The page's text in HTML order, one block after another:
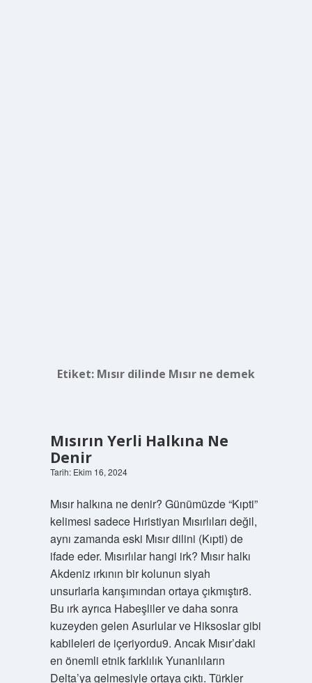
Etiket: Mısır dilinde Mısır ne demek
Mısırın Yerli Halkına Ne
Denir
Tarih: Ekim 16, 2024
Mısır halkına ne denir? Günümüzde “Kıpti”
kelimesi sadece Hıristiyan Mısırlıları değil,
aynı zamanda eski Mısır dilini (Kıpti) de
ifade eder. Mısırlılar hangi irk? Mısır halkı
Akdeniz ırkının bir kolunun siyah
unsurlarla karışımından ortaya çıkmıştır8.
Bu ırk ayrıca Habeşliler ve daha sonra
kuzeyden gelen Asurlular ve Hiksoslar gibi
kabileleri de içeriyordu9. Ancak Mısır’daki
en önemli etnik farklılık Yunanlıların
Delta’ya gelmesiyle ortaya çıktı. Türkler